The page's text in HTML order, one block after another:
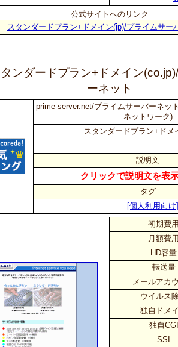
公式サイトへのリンク
スタンダードプラン+ドメイン(jp)/プライムサー
ンダードプラン+ドメイン(co.jp)
ーネット
prime-server.net/プライムサーバーネッ
ネットワーク)
スタンダードプラン+ドメ
説明文
クリックで説明文を表
タグ
[個人利用向け]
初期費
月額費
HD容量
転送量
メールアカ
ウイルス
独自ドメ
独自CGI
SSI